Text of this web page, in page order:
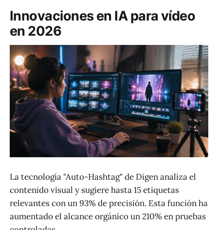
Innovaciones en IA para vídeo
en 2026
La tecnología "Auto-Hashtag" de Digen analiza el
contenido visual y sugiere hasta 15 etiquetas
relevantes con un 93% de precisión. Esta función ha
aumentado el alcance orgánico un 210% en pruebas